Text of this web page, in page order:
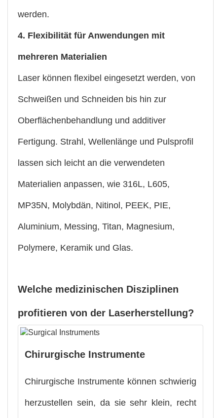
werden.
4. Flexibilität für Anwendungen mit
mehreren Materialien
Laser können flexibel eingesetzt werden, von
Schweißen und Schneiden bis hin zur
Oberflächenbehandlung und additiver
Fertigung. Strahl, Wellenlänge und Pulsprofil
lassen sich leicht an die verwendeten
Materialien anpassen, wie 316L, L605,
MP35N, Molybdän, Nitinol, PEEK, PIE,
Aluminium, Messing, Titan, Magnesium,
Polymere, Keramik und Glas.
Welche medizinischen Disziplinen
profitieren von der Laserherstellung?
Chirurgische Instrumente
Chirurgische Instrumente können schwierig
herzustellen sein, da sie sehr klein, recht